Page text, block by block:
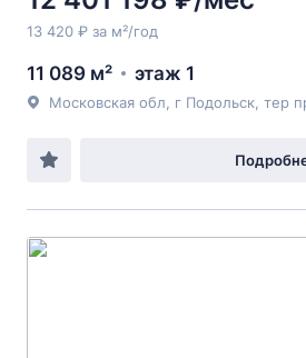
13 420 ₽ за м²/год
11 089 м² этаж 1